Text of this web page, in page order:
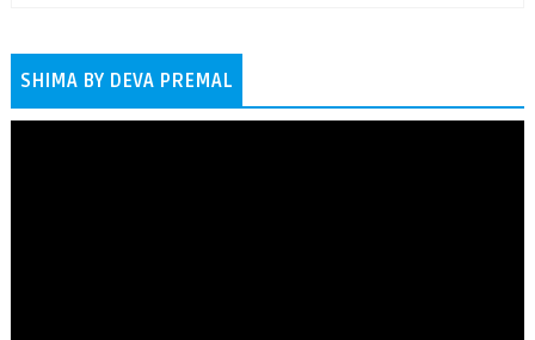
SHIMA BY DEVA PREMAL